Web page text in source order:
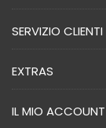
SERVIZIO CLIENTI
EXTRAS
IL MIO ACCOUNT